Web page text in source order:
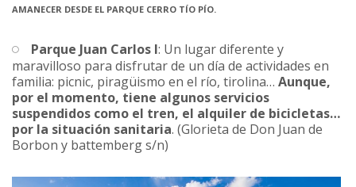
AMANECER DESDE EL PARQUE CERRO TÍO PÍO.
Parque Juan Carlos I: Un lugar diferente y
maravilloso para disfrutar de un día de actividades en
familia: picnic, piragüismo en el río, tirolina… Aunque,
por el momento, tiene algunos servicios
suspendidos como el tren, el alquiler de bicicletas…
por la situación sanitaria. (Glorieta de Don Juan de
Borbon y battemberg s/n)